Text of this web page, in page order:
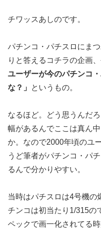
チワッスあしのです。
パチンコ・パチスロにま
りと答え るコチラの企画
ユーザーが今のパチンコ
な？」
というもの。
なるほど。どう思うんだ
幅がある んでここは真ん
か。 なので2000年頃のユ
うど筆者がパチンコ・パ
るんで分かりやすい。
当時はパチスロは4号機の
チンコ は初当たり1/315の
ペックで画一化されてる時